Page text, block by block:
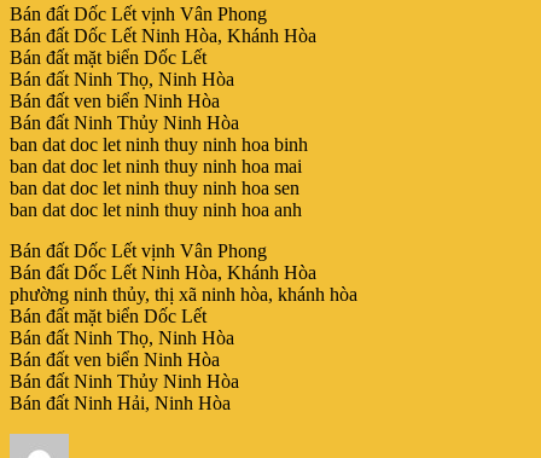
Bán đất Dốc Lết vịnh Vân Phong
Bán đất Dốc Lết Ninh Hòa, Khánh Hòa
Bán đất mặt biển Dốc Lết
Bán đất Ninh Thọ, Ninh Hòa
Bán đất ven biển Ninh Hòa
Bán đất Ninh Thủy Ninh Hòa
ban dat doc let ninh thuy ninh hoa binh
ban dat doc let ninh thuy ninh hoa mai
ban dat doc let ninh thuy ninh hoa sen
ban dat doc let ninh thuy ninh hoa anh
Bán đất Dốc Lết vịnh Vân Phong
Bán đất Dốc Lết Ninh Hòa, Khánh Hòa
phường ninh thủy, thị xã ninh hòa, khánh hòa
Bán đất mặt biển Dốc Lết
Bán đất Ninh Thọ, Ninh Hòa
Bán đất ven biển Ninh Hòa
Bán đất Ninh Thủy Ninh Hòa
Bán đất Ninh Hải, Ninh Hòa